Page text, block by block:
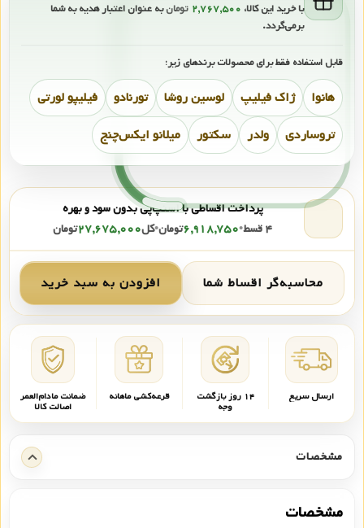
با خرید این کالا، ۲,۷۶۷,۵۰۰ تومانبه عنوان اعتبار هدیه به شما
برمی‌گردد.
قابل استفاده فقط برای محصولات برندهای زیر:
هانوا ژاک فیلیپ لوسین روشا تورنادو
فیلیپو لورتی
تروساردی
ولدر سکتور میلانو ایکس‌چنج
پرداخت اقساطی با اسنپ‌پی بدون سود و بهره
۴ قسط
•۶,۹۱۸,۷۵۰تومان•کل۲۷,۶۷۵,۰۰۰تومان
محاسبه‌گر اقساط شما افزودن به سبد خرید
ارسال سریع ۱۴ روز بازگشت
وجه
قرعه‌کشی ماهانه ضمانت مادام‌العمر
اصالت کالا
مشخصات
مشخصات